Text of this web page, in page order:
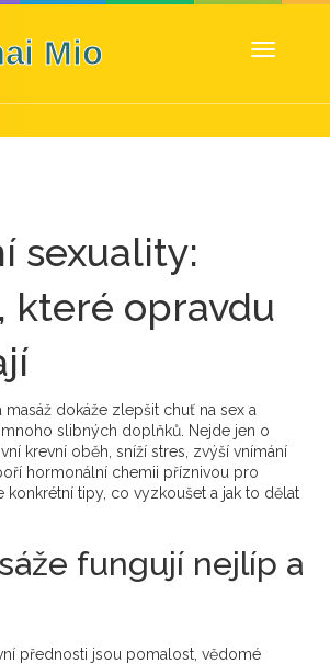
Zobrazit
sexuality:
které opravdu
dokáže zlepšit chuť na sex a
slibných doplňků. Nejde jen o
krevní oběh, sníží stres, zvýší vnímání
hormonální chemii příznivou pro
konkrétní tipy, co vyzkoušet a jak to dělat
fungují nejlíp a
přednosti jsou pomalost, vědomé